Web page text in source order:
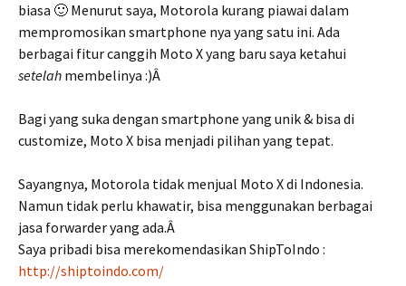
biasa 🙂 Menurut saya, Motorola kurang piawai dalam
mempromosikan smartphone nya yang satu ini. Ada
berbagai fitur canggih Moto X yang baru saya ketahui
setelah membelinya :)Â
Bagi yang suka dengan smartphone yang unik & bisa di
customize, Moto X bisa menjadi pilihan yang tepat.
Sayangnya, Motorola tidak menjual Moto X di Indonesia.
Namun tidak perlu khawatir, bisa menggunakan berbagai
jasa forwarder yang ada.Â
Saya pribadi bisa merekomendasikan ShipToIndo :
http://shiptoindo.com/